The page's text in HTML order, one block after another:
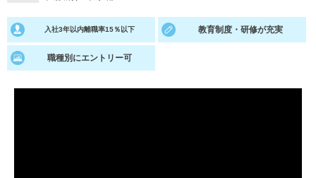
就活支援
就活ノウハウが満載！
就活コラム
入社3年以内離職率15％以下 教育制度・研修が充実
職種別にエントリー可